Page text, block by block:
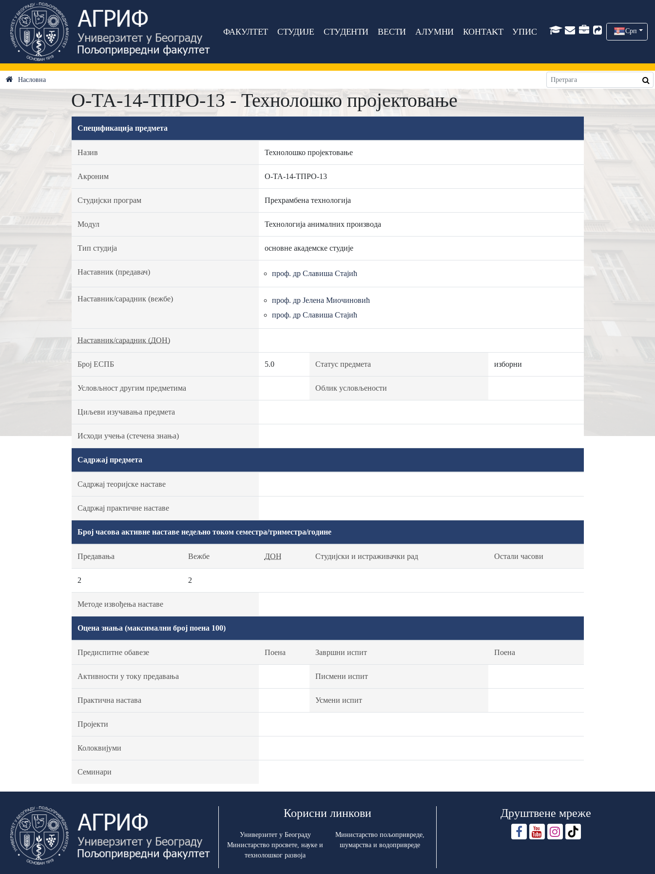
ФАКУЛТЕТ СТУДИЈЕ СТУДЕНТИ ВЕСТИ АЛУМНИ КОНТАКТ УПИС Срп
Насловна
О-ТА-14-ТПРО-13 - Технолошко пројектовање
Спецификација предмета
Назив Технолошко пројектовање
Акроним О-ТА-14-ТПРО-13
Студијски програм Прехрамбена технологија
Модул Технологија анималних производа
Тип студија основне академске студије
Наставник (предавач) проф. др Славиша Стајић
Наставник/сарадник (вежбе)
проф. др Јелена Миочиновић
проф. др Славиша Стајић
Наставник/сарадник (ДОН)
Број ЕСПБ 5.0 Статус предмета изборни
Условљност другим предметима Облик условљености
Циљеви изучавања предмета
Исходи учења (стечена знања)
Садржај предмета
Садржај теоријске наставе
Садржај практичне наставе
Број часова активне наставе недељно током семестра/триместра/године
Предавања Вежбе ДОН Студијски и истраживачки рад Остали часови
2 2
Методе извођења наставе
Оцена знања (максимални број поена 100)
Предиспитне обавезе Поена Завршни испит Поена
Активности у току предавања Писмени испит
Практична настава Усмени испит
Пројекти
Колоквијуми
Семинари
Корисни линкови
Универзитет у Београду
Министарство просвете, науке и
технолошког развоја
Министарство пољопривреде,
шумарства и водопривреде
Друштвене мреже